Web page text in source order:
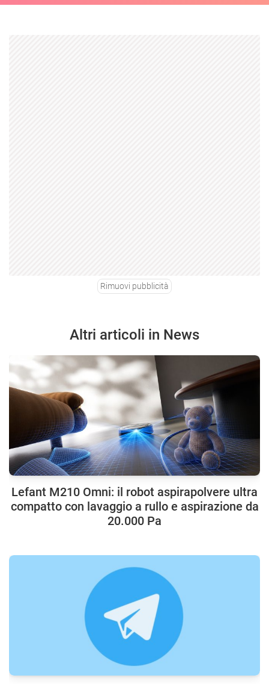
Rimuovi pubblicità
Altri articoli in News
Lefant M210 Omni: il robot aspirapolvere ultra
compatto con lavaggio a rullo e aspirazione da
20.000 Pa